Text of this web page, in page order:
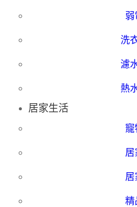
弱
洗
濾
熱
居家生活
寵
居
居
精